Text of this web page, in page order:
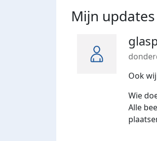
Mijn updates
Ook
Wie
Alle